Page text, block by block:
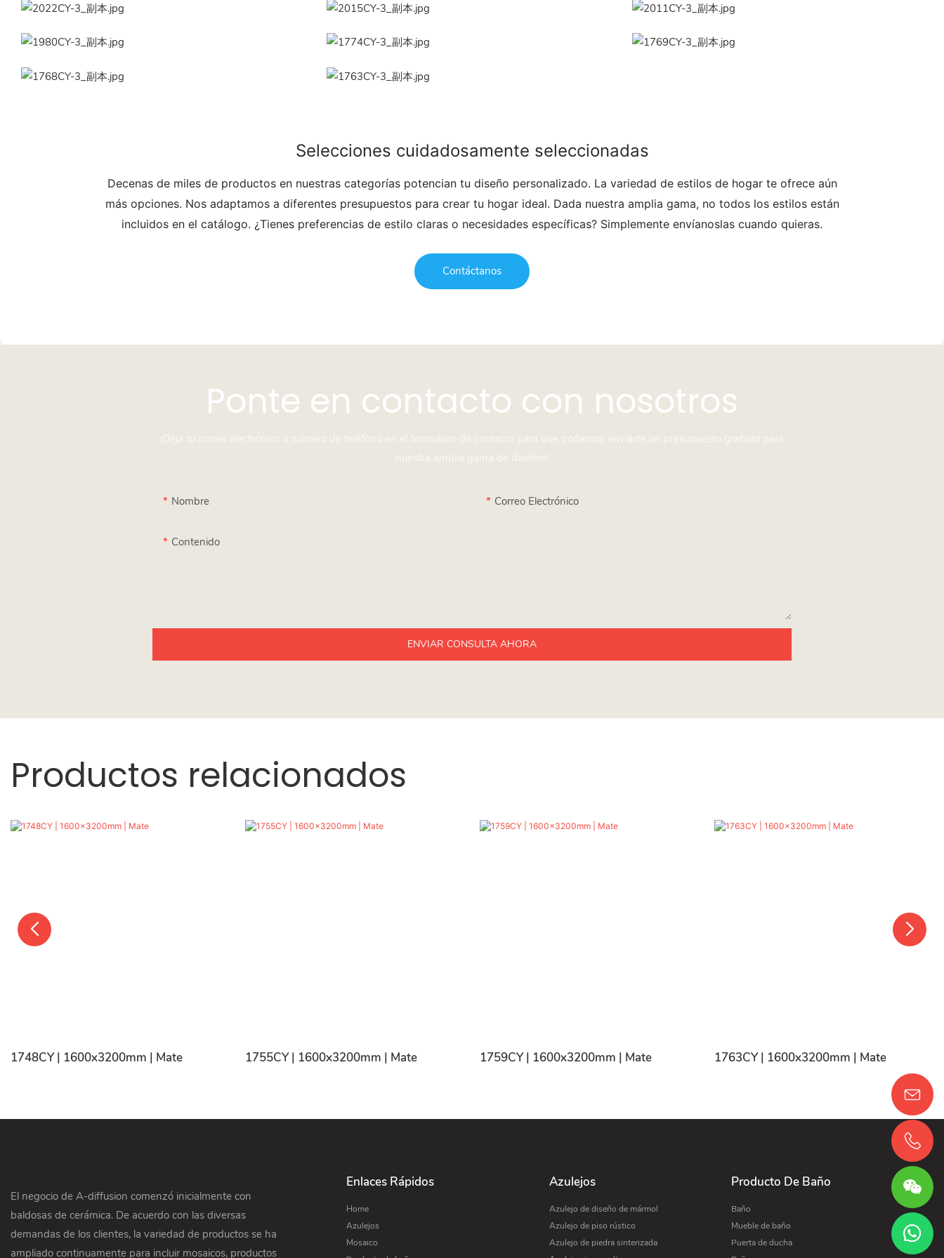
Selecciones cuidadosamente seleccionadas
Decenas de miles de productos en nuestras categorías potencian tu diseño personalizado. La variedad de estilos de hogar te ofrece aún
más opciones. Nos adaptamos a diferentes presupuestos para crear tu hogar ideal. Dada nuestra amplia gama, no todos los estilos están
incluidos en el catálogo. ¿Tienes preferencias de estilo claras o necesidades específicas? Simplemente envíanoslas cuando quieras.
Contáctanos
Ponte en contacto con nosotros
¡Deja tu correo electrónico o número de teléfono en el formulario de contacto para que podamos enviarte un presupuesto gratuito para
nuestra amplia gama de diseños!
Nombre Correo Electrónico
Contenido
ENVIAR CONSULTA AHORA
Productos relacionados
1748CY | 1600x3200mm | Mate 1755CY | 1600x3200mm | Mate 1759CY | 1600x3200mm | Mate 1763CY | 1600x3200mm | Mate
El negocio de A-diffusion comenzó inicialmente con
baldosas de cerámica. De acuerdo con las diversas
demandas de los clientes, la variedad de productos se ha
ampliado continuamente para incluir mosaicos, productos
Enlaces Rápidos
Home
Azulejos
Mosaico
Azulejos
Azulejo de diseño de mármol
Azulejo de piso rústico
Azulejo de piedra sinterizada
Producto De Baño
Baño
Mueble de baño
Puerta de ducha